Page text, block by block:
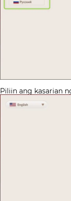
Piliin ang kasarian